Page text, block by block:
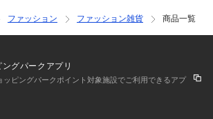
ファッション ファッション雑貨 商品一覧
グパークアプリ
ッピングパークポイント対象施設でご利用できるアプ